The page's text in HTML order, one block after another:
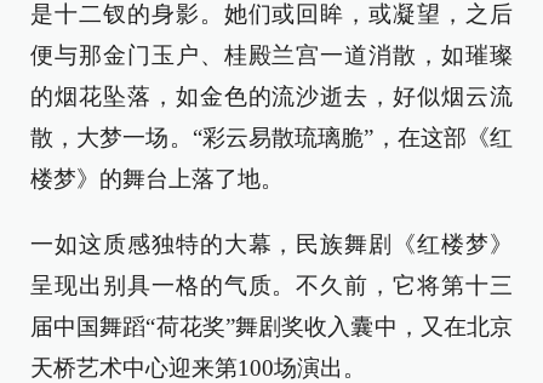
是十二钗的身影。她们或回眸，或凝望，之后
便与那金门玉户、桂殿兰宫一道消散，如璀璨
的烟花坠落，如金色的流沙逝去，好似烟云流
散，大梦一场。“彩云易散琉璃脆”，在这部《红
楼梦》的舞台上落了地。
一如这质感独特的大幕，民族舞剧《红楼梦》
呈现出别具一格的气质。不久前，它将第十三
届中国舞蹈“荷花奖”舞剧奖收入囊中，又在北京
天桥艺术中心迎来第100场演出。